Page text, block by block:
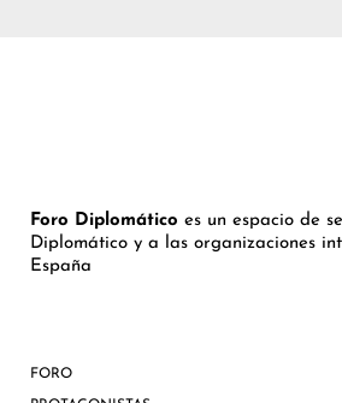
Foro Diplomático es un espacio de
Diplomático y a las organizaciones
España
FORO